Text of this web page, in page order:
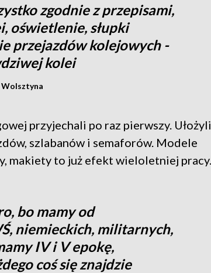
zgodnie z przepisami,
oświetlenie, słupki
przejazdów kolejowych -
kolei
Wolsztyna
przyjechali po raz pierwszy. Ułożyli
szlabanów i semaforów. Modele
makiety to już efekt wieloletniej pracy.
bo mamy od
niemieckich, militarnych,
IV i V epokę,
coś się znajdzie